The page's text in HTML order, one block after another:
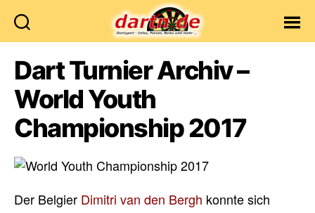
Dart Turnier Archiv –
World Youth
Championship 2017
Der Belgier Dimitri van den Bergh konnte sich